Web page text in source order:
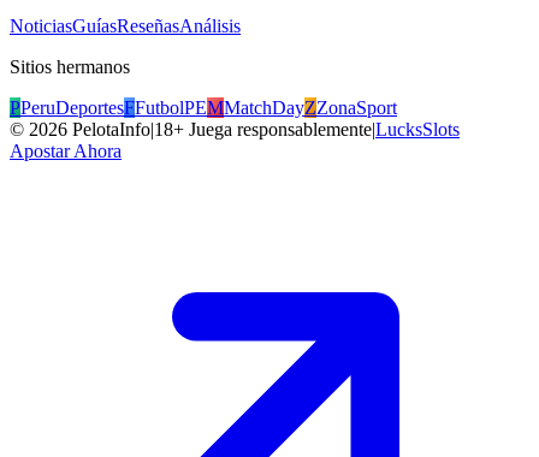
NoticiasGuíasReseñasAnálisis
Sitios hermanos
PPeruDeportesFFutbolPEMMatchDayZZonaSport
© 2026 PelotaInfo|18+ Juega responsablemente|LucksSlots
Apostar Ahora